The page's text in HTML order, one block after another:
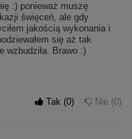
:) ponieważ muszę
święceń, ale gdy
jakością wykonania i
się aż tak
wzbudziła. Brawo :)
Tak 0 Nie 0